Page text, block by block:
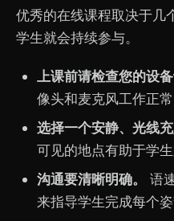
优秀的在线课程取决于几
学生就会持续参与。
上课前请检查您的设备
像头和麦克风工作正常
选择一个安静、光线充
可见的地点有助于学生
沟通要清晰明确。
语
来指导学生完成每个姿